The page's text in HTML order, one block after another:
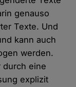
genauso
Texte. Und
kann auch
werden.
durch eine
explizit